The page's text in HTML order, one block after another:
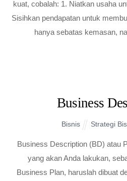
kuat, cobalah: 1. Niatkan usaha
Sisihkan pendapatan untuk
hanya sebatas kemasan,
Business
Bisnis Strategi
Business Description (BD) atau
yang akan Anda lakukan,
Business Plan, haruslah dibuat